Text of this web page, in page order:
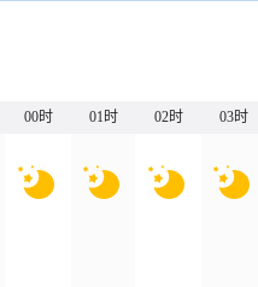
00时 01时 02时 03时